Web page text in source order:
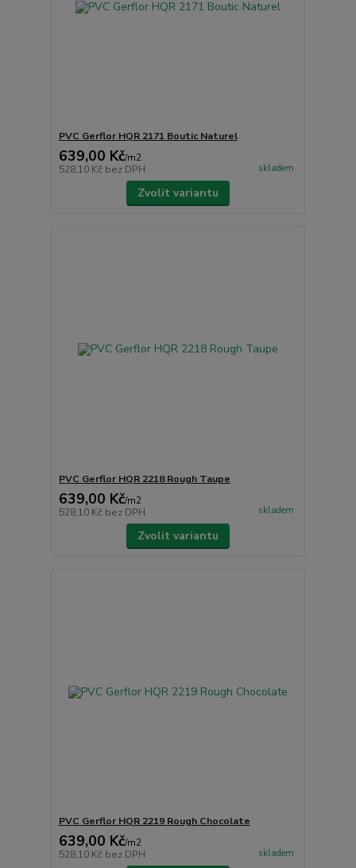
PVC Gerflor HQR 2171 Boutic Naturel
639,00 Kč/m2
528,10 Kč bez DPH skladem
Zvolit variantu
PVC Gerflor HQR 2218 Rough Taupe
639,00 Kč/m2
528,10 Kč bez DPH skladem
Zvolit variantu
PVC Gerflor HQR 2219 Rough Chocolate
639,00 Kč/m2
528,10 Kč bez DPH skladem